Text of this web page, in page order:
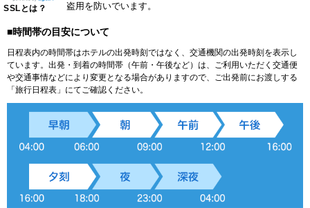
SSLとは？
盗用を防いでいます。
■時間帯の目安について
日程表内の時間帯はホテルの出発時刻ではなく、交通機関の出発時刻を表示し
ています。出発・到着の時間帯（午前・午後など）は、ご利用いただく交通便
や交通事情などにより変更となる場合がありますので、ご出発前にお渡しする
「旅行日程表」にてご確認ください。